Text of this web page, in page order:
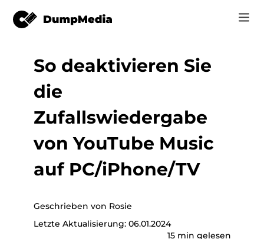
Musik
Video
Online-Tools
Spotify zu mp3
Apple Music zu MP3
Suno zu MP3
Shop
Wie man
Unterstützung
Anmelden
Jetzt registrieren
So deaktivieren Sie
die
Zufallswiedergabe
von YouTube Music
auf PC/iPhone/TV
Geschrieben von Rosie
Letzte Aktualisierung: 06.01.2024
15 min gelesen